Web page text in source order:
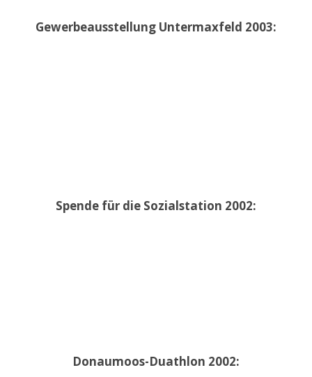
Gewerbeausstellung Untermaxfeld 2003:
Spende für die Sozialstation 2002:
Donaumoos-Duathlon 2002: